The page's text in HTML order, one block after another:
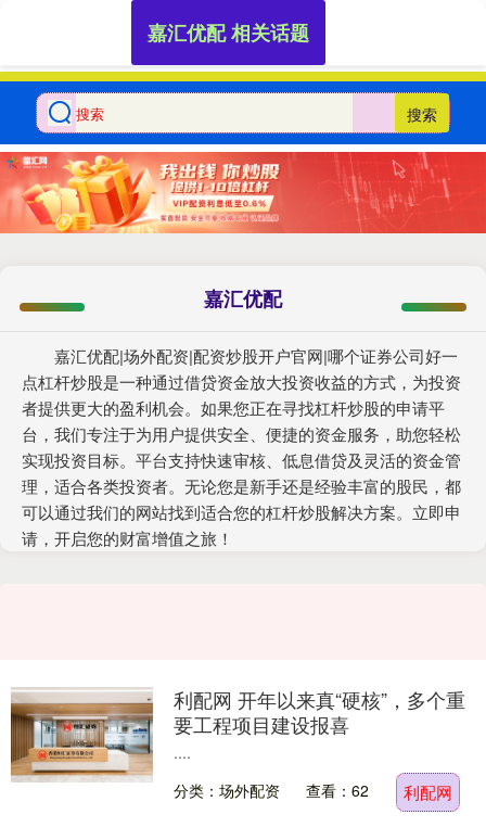
搜索
嘉汇优配
嘉汇优配|场外配资|配资炒股开户官网|哪个证券公司好一
点杠杆炒股是一种通过借贷资金放大投资收益的方式，为投资
者提供更大的盈利机会。如果您正在寻找杠杆炒股的申请平
台，我们专注于为用户提供安全、便捷的资金服务，助您轻松
实现投资目标。平台支持快速审核、低息借贷及灵活的资金管
理，适合各类投资者。无论您是新手还是经验丰富的股民，都
可以通过我们的网站找到适合您的杠杆炒股解决方案。立即申
请，开启您的财富增值之旅！
嘉汇优配 相关话题
利配网 开年以来真“硬核”，多个重
要工程项目建设报喜
....
分类：场外配资 查看：62 利配网